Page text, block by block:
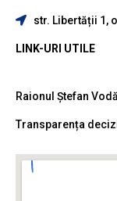
str. Libertății 1,
LINK-URI UTILE
Raionul Ștefan Vodă
Transparența